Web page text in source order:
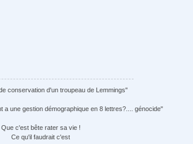
conservation d'un troupeau de Lemmings"
a une gestion démographique en 8 lettres?.... génocide"
Que c'est bête rater sa vie !
Ce qu'il faudrait c'est